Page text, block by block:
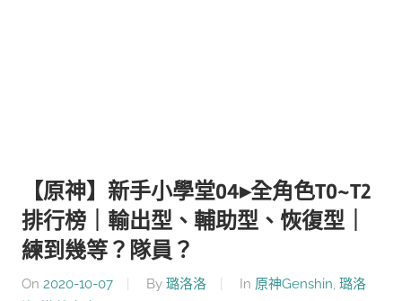
【原神】新手小學堂04▸全角色T0~T2
排行榜｜輸出型、輔助型、恢復型｜
練到幾等？隊員？
On 2020-10-07 By 璐洛洛 In 原神Genshin, 璐洛